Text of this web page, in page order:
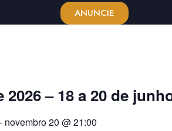
ANUNCIE
– 18 a 20 de
- novembro 20 @21:00